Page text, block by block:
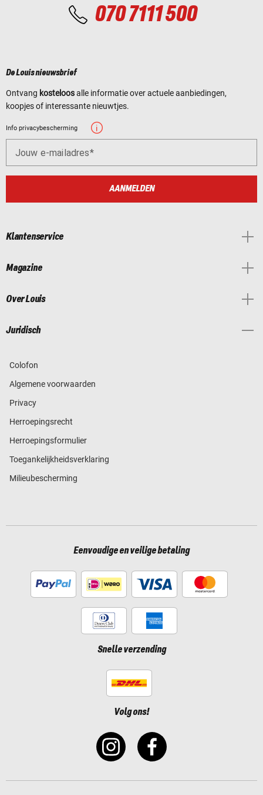
070 7111 500
De Louis nieuwsbrief
Ontvang kosteloosalle informatie over actuele aanbiedingen,
koopjes of interessante nieuwtjes.
Info privacybescherming
Jouw e-mailadres
AANMELDEN
Klantenservice
Magazine
Over Louis
Juridisch
Colofon
Algemene voorwaarden
Privacy
Herroepingsrecht
Herroepingsformulier
Toegankelijkheidsverklaring
Milieubescherming
Eenvoudige en veilige betaling
Snelle verzending
Volg ons!